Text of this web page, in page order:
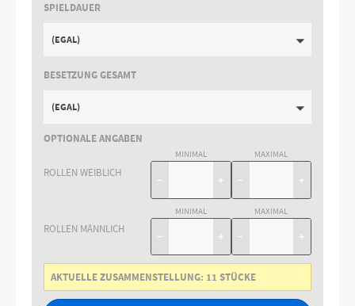
SPIELDAUER
(EGAL)
BESETZUNG GESAMT
(EGAL)
OPTIONALE ANGABEN
ROLLEN WEIBLICH
MINIMAL
− +
MAXIMAL
− +
ROLLEN MÄNNLICH
MINIMAL
− +
MAXIMAL
− +
AKTUELLE ZUSAMMENSTELLUNG: 11 STÜCKE